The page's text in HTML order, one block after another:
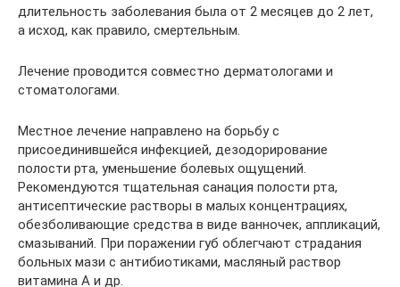
длительность заболевания была от 2 месяцев до 2 лет,
а исход, как правило, смертельным.
Лечение проводится совместно дерматологами и
стоматологами.
Местное лечение направлено на борьбу с
присоединившейся инфекцией, дезодорирование
полости рта, уменьшение болевых ощущений.
Рекомендуются тщательная санация полости рта,
антисептические растворы в малых концентрациях,
обезболивающие средства в виде ванночек, аппликаций,
смазываний. При поражении губ облегчают страдания
больных мази с антибиотиками, масляный раствор
витамина А и др.